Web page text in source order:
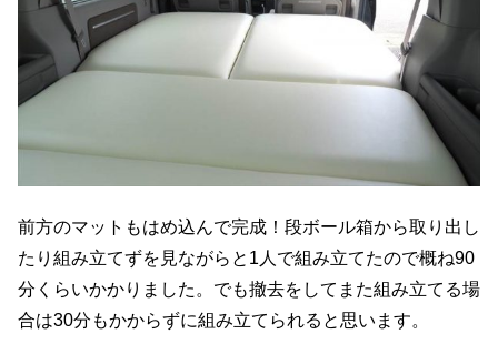
前方のマットもはめ込んで完成！段ボール箱から取り出し
たり組み立てずを見ながらと1人で組み立てたので概ね90
分くらいかかりました。でも撤去をしてまた組み立てる場
合は30分もかからずに組み立てられると思います。